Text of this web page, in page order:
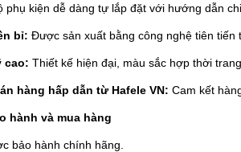
phụ kiện dễ dàng tự lắp đặt với hướng dẫn
bỉ: Được sản xuất bằng công nghệ tiên tiến
cao: Thiết kế hiện đại, màu sắc hợp thời
hàng hấp dẫn từ Hafele VN: Cam kết
hành và mua hàng
bảo hành chính hãng.